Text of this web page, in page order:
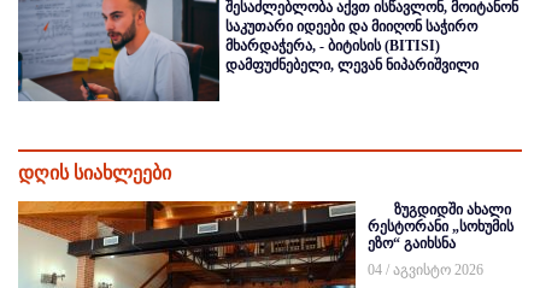
შესაძლებლობა აქვთ ისწავლონ, მოიტანონ
საკუთარი იდეები და მიიღონ საჭირო
მხარდაჭერა, - ბიტისის (BITISI)
დამფუძნებელი, ლევან ნიპარიშვილი
დღის სიახლეები
ზუგდიდში ახალი
რესტორანი „სოხუმის
ეზო“ გაიხსნა
04 / აგვისტო 2026